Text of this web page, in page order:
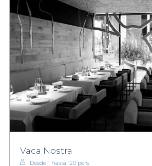
Vaca Nostra
Desde 1 hasta 120 pers.